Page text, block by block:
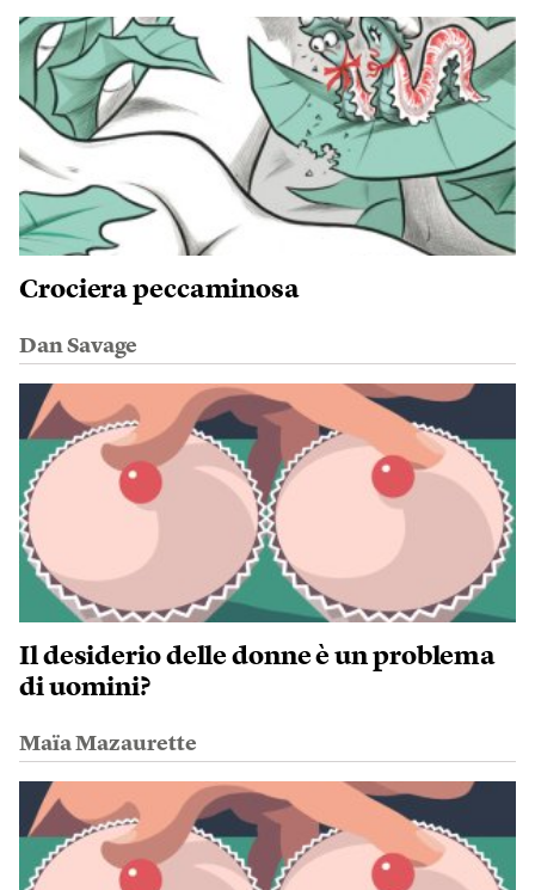
Crociera peccaminosa
Dan Savage
Il desiderio delle donne è un problema
di uomini?
Maïa Mazaurette